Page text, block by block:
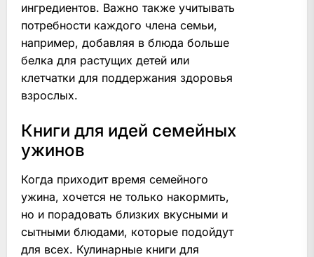
ингредиентов. Важно также учитывать
потребности каждого члена семьи,
например, добавляя в блюда больше
белка для растущих детей или
клетчатки для поддержания здоровья
взрослых.
Книги для идей семейных
ужинов
Когда приходит время семейного
ужина, хочется не только накормить,
но и порадовать близких вкусными и
сытными блюдами, которые подойдут
для всех. Кулинарные книги для